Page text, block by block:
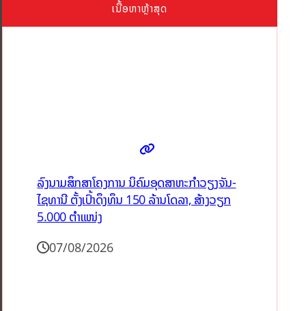
ເນື້ອຫາຫຼ້າສຸດ
ລົງນາມສຶກສາໂຄງການ ນິຄົມອຸດສາຫະກຳວຽງຈັນ-
ໄຊທານີ ຕັ້ງເປົ້າດຶງທຶນ 150 ລ້ານໂດລາ, ສ້າງວຽກ
5.000 ຕຳແໜ່ງ
07/08/2026